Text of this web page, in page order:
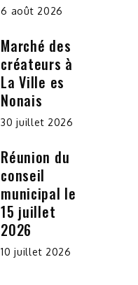
6 août 2026
Marché des
créateurs à
La Ville es
Nonais
30 juillet 2026
Réunion du
conseil
municipal le
15 juillet
2026
10 juillet 2026